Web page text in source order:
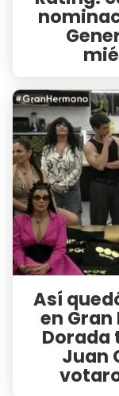
Así
en
Dorada
Juan